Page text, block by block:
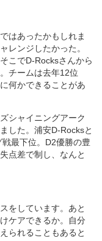
はあったかもしれま
レンジしたかった。
こでD-Rocksさんから
チームは去年12位
何かできることがあ
シャイニングアーク
した。浦安D-Rocksと
最下位。D2優勝の豊
点差で制し、なんと
をしています。あと
ケアできるか。自分
られることもあると